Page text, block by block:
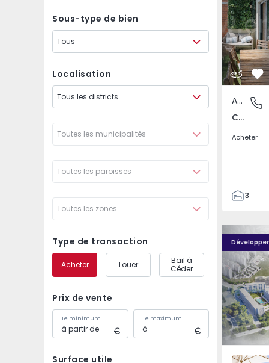
Sous-type de bien
Tous
Localisation
Tous les districts
Toutes les municipalités
Toutes les paroisses
Toutes les zones
Type de transaction
Acheter Louer
Bail à
Céder
Prix de vente
Le minimum Le maximum
Surface utile
2
Appartement
Carnaxide e Queijas, Lisboa
Acheter
3
155
262
2
0
Élou - 10